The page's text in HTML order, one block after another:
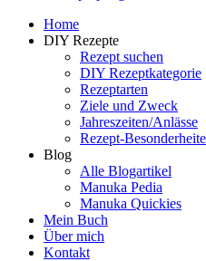
Dein interaktiver
Manuka Magic –
Dein interaktiver
Dein persönlicher interaktiver DIY
Home
DIY Rezepte
Rezept suchen
DIY Rezeptkategorie
Rezeptarten
Ziele und Zweck
Jahreszeiten/Anlässe
Rezept-
Blog
Alle Blogartikel
Manuka Pedia
Manuka Quickies
Mein Buch
Über mich
Kontakt